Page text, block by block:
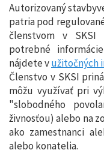
Autorizovaný
patria pod
členstvom v SKSI
potrebné
nájdete vužitočných
Členstvo v SKSI
môžu využívať pri
"slobodného
živnosťou) alebo na
ako zamestnanci
alebo konatelia.